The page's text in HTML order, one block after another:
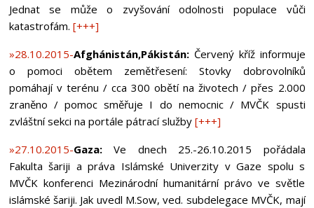
Jednat se může o zvyšování odolnosti populace vůči
katastrofám. [+++]
»28.10.2015-Afghánistán,Pákistán: Červený kříž informuje
o pomoci obětem zemětřesení: Stovky dobrovolníků
pomáhají v terénu / cca 300 obětí na životech / přes 2.000
zraněno / pomoc směřuje I do nemocnic / MVČK spusti
zvláštní sekci na portále pátrací služby [+++]
»27.10.2015-Gaza: Ve dnech 25.-26.10.2015 pořádala
Fakulta šariji a práva Islámské Univerzity v Gaze spolu s
MVČK konferenci Mezinárodní humanitární právo ve světle
islámské šariji. Jak uvedl M.Sow, ved. subdelegace MVČK, mají